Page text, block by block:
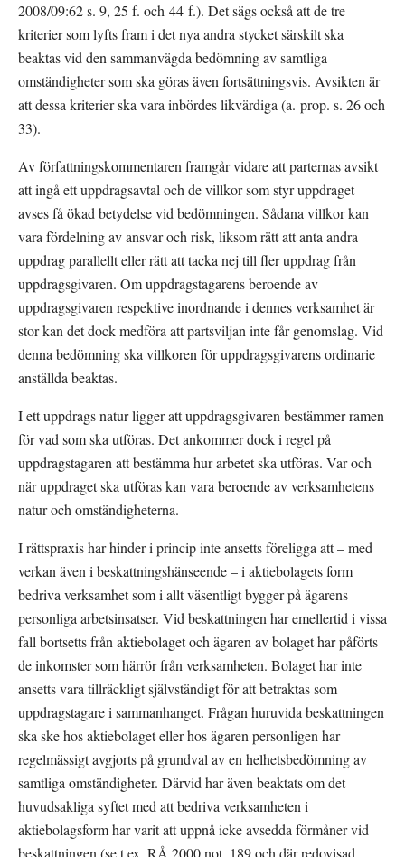
2008/09:62 s. 9, 25 f. och 44 f.). Det sägs också att de tre
kriterier som lyfts fram i det nya andra stycket särskilt ska
beaktas vid den sammanvägda bedömning av samtliga
omständigheter som ska göras även fortsättningsvis. Avsikten är
att dessa kriterier ska vara inbördes likvärdiga (a. prop. s. 26 och
33).
Av författningskommentaren framgår vidare att parternas avsikt
att ingå ett uppdragsavtal och de villkor som styr uppdraget
avses få ökad betydelse vid bedömningen. Sådana villkor kan
vara fördelning av ansvar och risk, liksom rätt att anta andra
uppdrag parallellt eller rätt att tacka nej till fler uppdrag från
uppdragsgivaren. Om uppdragstagarens beroende av
uppdragsgivaren respektive inordnande i dennes verksamhet är
stor kan det dock medföra att partsviljan inte får genomslag. Vid
denna bedömning ska villkoren för uppdragsgivarens ordinarie
anställda beaktas.
I ett uppdrags natur ligger att uppdragsgivaren bestämmer ramen
för vad som ska utföras. Det ankommer dock i regel på
uppdragstagaren att bestämma hur arbetet ska utföras. Var och
när uppdraget ska utföras kan vara beroende av verksamhetens
natur och omständigheterna.
I rättspraxis har hinder i princip inte ansetts föreligga att – med
verkan även i beskattningshänseende – i aktiebolagets form
bedriva verksamhet som i allt väsentligt bygger på ägarens
personliga arbetsinsatser. Vid beskattningen har emellertid i vissa
fall bortsetts från aktiebolaget och ägaren av bolaget har påförts
de inkomster som härrör från verksamheten. Bolaget har inte
ansetts vara tillräckligt självständigt för att betraktas som
uppdragstagare i sammanhanget. Frågan huruvida beskattningen
ska ske hos aktiebolaget eller hos ägaren personligen har
regelmässigt avgjorts på grundval av en helhetsbedömning av
samtliga omständigheter. Därvid har även beaktats om det
huvudsakliga syftet med att bedriva verksamheten i
aktiebolagsform har varit att uppnå icke avsedda förmåner vid
beskattningen (se t.ex. RÅ 2000 not. 189 och där redovisad